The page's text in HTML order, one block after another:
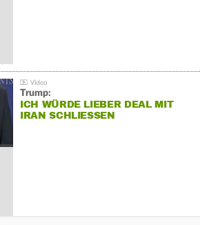
Trump:
ICH WÜRDE LIEBER DEAL MIT
IRAN SCHLIESSEN